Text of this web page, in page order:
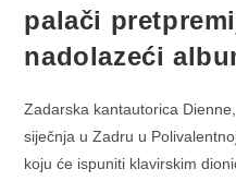
palači
nadolazeći
Zadarska kantautorica
siječnja u Zadru u
koju će ispuniti klavirskim